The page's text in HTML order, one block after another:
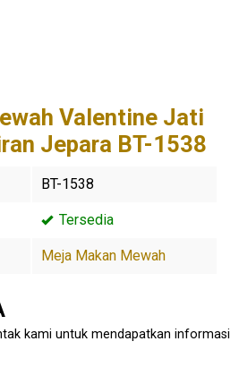
Valentine Jati
Jepara BT-1538
BT-1538
Tersedia
Meja Makan Mewah
kami untuk mendapatkan informasi